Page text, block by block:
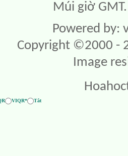
Múi giờ
Powered by:
Copyright ©2000 -
Image
VIQR*
Tắt